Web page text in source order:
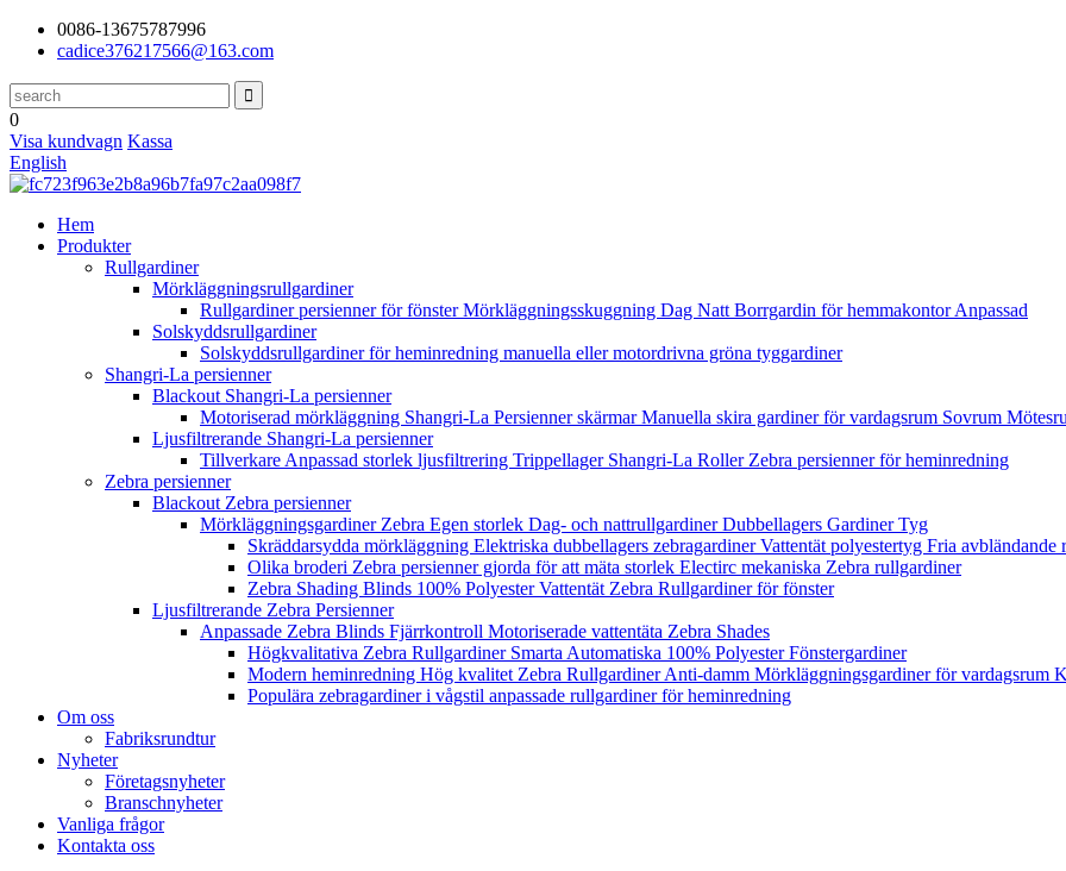
0086-13675787996
cadice376217566@163.com
0
Visa kundvagn Kassa
English
Hem
Produkter
Rullgardiner
Mörkläggningsrullgardiner
Rullgardiner persienner för fönster Mörkläggningsskuggning Dag Natt Borrgardin för hemmakontor Anpassad
Solskyddsrullgardiner
Solskyddsrullgardiner för heminredning manuella eller motordrivna gröna tyggardiner
Shangri-La persienner
Blackout Shangri-La persienner
Motoriserad mörkläggning Shangri-La Persienner skärmar Manuella skira gardiner för vardagsrum Sovrum
Ljusfiltrerande Shangri-La persienner
Tillverkare Anpassad storlek ljusfiltrering Trippellager Shangri-La Roller Zebra persienner för heminredning
Zebra persienner
Blackout Zebra persienner
Mörkläggningsgardiner Zebra Egen storlek Dag- och nattrullgardiner Dubbellagers Gardiner Tyg
Skräddarsydda mörkläggning Elektriska dubbellagers zebragardiner Vattentät polyestertyg Fria avbländande
Olika broderi Zebra persienner gjorda för att mäta storlek Electirc mekaniska Zebra rullgardiner
Zebra Shading Blinds 100% Polyester Vattentät Zebra Rullgardiner för fönster
Ljusfiltrerande Zebra Persienner
Anpassade Zebra Blinds Fjärrkontroll Motoriserade vattentäta Zebra Shades
Högkvalitativa Zebra Rullgardiner Smarta Automatiska 100% Polyester Fönstergardiner
Modern heminredning Hög kvalitet Zebra Rullgardiner Anti-damm Mörkläggningsgardiner för vardagsrum
Populära zebragardiner i vågstil anpassade rullgardiner för heminredning
Om oss
Fabriksrundtur
Nyheter
Företagsnyheter
Branschnyheter
Vanliga frågor
Kontakta oss